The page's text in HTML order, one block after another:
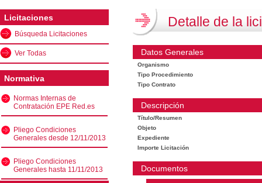
Licitaciones
Búsqueda Licitaciones
Ver Todas
Normativa
Normas Internas de
Contratación EPE Red.es
Pliego Condiciones
Generales desde 12/11/2013
Pliego Condiciones
Generales hasta 11/11/2013
Detalle de la
Datos Generales
Organismo
Tipo Procedimiento
Tipo Contrato
Descripción
Título/Resumen
Objeto
Expediente
Importe Licitación
Documentos